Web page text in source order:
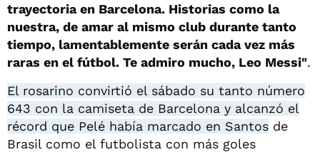
trayectoria en Barcelona. Historias como la
nuestra, de amar al mismo club durante tanto
tiempo, lamentablemente serán cada vez más
raras en el fútbol. Te admiro mucho, Leo Messi".
El rosarino convirtió el sábado su tanto número
643 con la camiseta de Barcelona y alcanzó el
récord que Pelé había marcado en Santos de
Brasil como el futbolista con más goles